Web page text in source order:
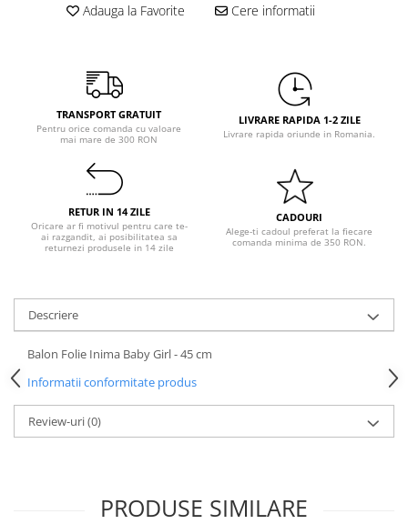
Petrecere Pisicute
Petrecere Unicorni
Petreceri Adulti
Pastel Party
Petrecere Disco
Petrecere Anii '20
Petrecere Mexicana
Petrecere Tropicala
Summer Party
Petrecere 40 Ani
Petrecere 50 ani
Ocazie
Craciun
Anul Nou
Gender Reveal
Adauga la Favorite Cere informatii
TRANSPORT GRATUIT
Pentru orice comanda cu valoare
mai mare de 300 RON
LIVRARE RAPIDA 1-2 ZILE
Livrare rapida oriunde in Romania.
RETUR IN 14 ZILE
Oricare ar fi motivul pentru care te-
ai razgandit, ai posibilitatea sa
returnezi produsele in 14 zile
CADOURI
Alege-ti cadoul preferat la fiecare
comanda minima de 350 RON.
Descriere
Balon Folie Inima Baby Girl - 45 cm
Informatii conformitate produs
Review-uri(0)
PRODUSE SIMILARE